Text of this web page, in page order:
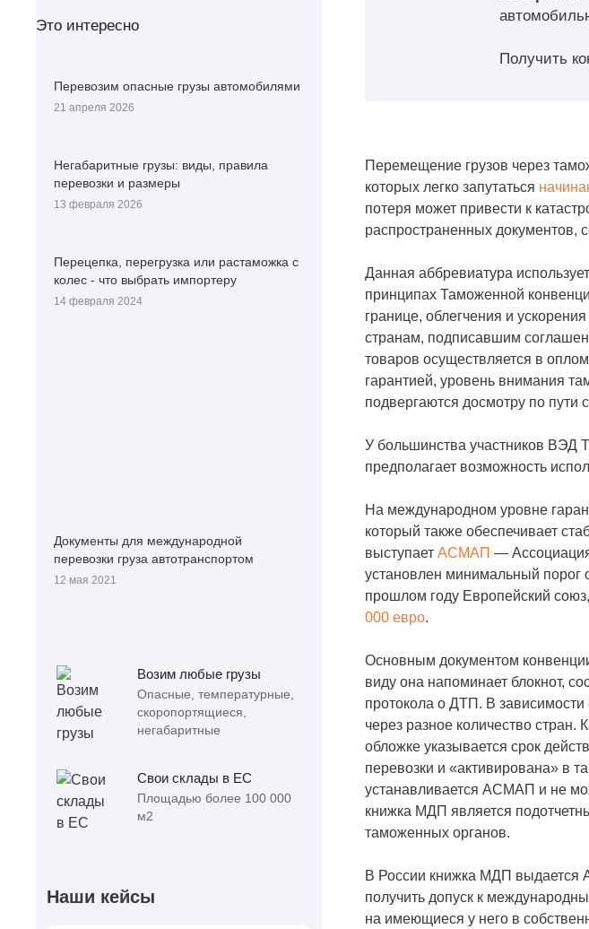
Получить
Перемещение грузов через
которых легко запутаться
потеря может привести к
распространенных документов,
Данная аббревиатура
принципах Таможенной
границе, облегчения и
странам, подписавшим
товаров осуществляется в
гарантией, уровень внимания
подвергаются досмотру по пути
У большинства участников ВЭД
предполагает возможность
На международном уровне
который также обеспечивает
выступает АСМАП —
установлен минимальный порог
прошлом году Европейский
000 евро.
Основным документом
виду она напоминает блокнот,
протокола о ДТП. В зависимости
через разное количество
обложке указывается срок
перевозки и «активирована» в
устанавливается АСМАП и не
книжка МДП является
таможенных органов.
В России книжка МДП выдается
получить допуск к
на имеющиеся у него в
Это интересно
Перевозим опасные грузы автомобилями
21 апреля 2026
Негабаритные грузы: виды, правила
перевозки и размеры
13 февраля 2026
Перецепка, перегрузка или растаможка с
колес - что выбрать импортеру
14 февраля 2024
Документы для международной
перевозки груза автотранспортом
12 мая 2021
Возим любые грузы
Опасные, температурные,
скоропортящиеся,
негабаритные
Свои склады в ЕС
Площадью более 100 000
м2
Наши кейсы